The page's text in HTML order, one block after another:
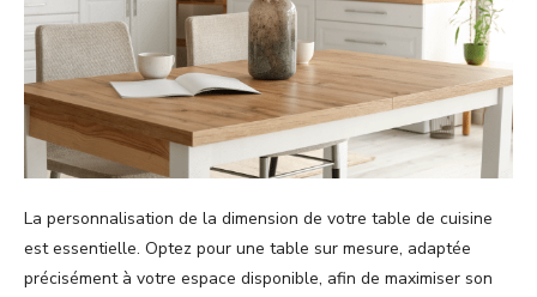
La personnalisation de la dimension de votre table de cuisine
est essentielle. Optez pour une table sur mesure, adaptée
précisément à votre espace disponible, afin de maximiser son